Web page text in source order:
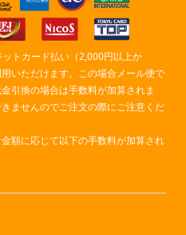
トカード払い（2,000円以上か
いただけます。この場合メール便で
引換の場合は手数料が加算されま
ませんのでご注文の際にご注意くだ
額に応じて以下の手数料が加算され